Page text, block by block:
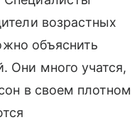
возрастных
объяснить
Они много учатся,
в своем плотном